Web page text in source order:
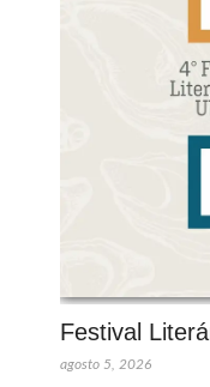
Festival
agosto 5, 2026